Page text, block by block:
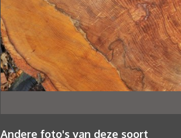
Andere foto's van deze soort